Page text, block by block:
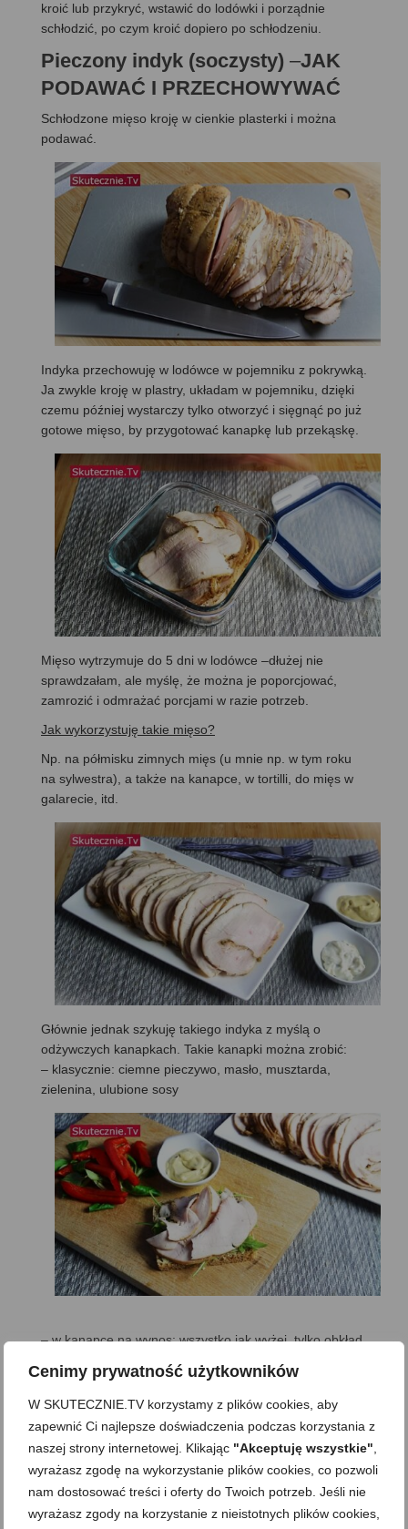
Cenimy prywatność użytkowników
W SKUTECZNIE.TV korzystamy z plików cookies, aby
zapewnić Ci najlepsze doświadczenia podczas korzystania z
naszej strony internetowej. Klikając "Akceptuję wszystkie"
wyrażasz zgodę na wykorzystanie plików cookies, co pozwoli
nam dostosować treści i oferty do Twoich potrzeb. Jeśli nie
wyrażasz zgody na korzystanie z nieistotnych plików cookies,
kroić lub przykryć, wstawić do lodówki i porządnie
schłodzić, po czym kroić dopiero po schłodzeniu.
Pieczony indyk (soczysty) –JAK
PODAWAĆ I PRZECHOWYWAĆ
Schłodzone mięso kroję w cienkie plasterki i można
podawać.
Indyka przechowuję w lodówce w pojemniku z pokrywką.
Ja zwykle kroję w plastry, układam w pojemniku, dzięki
czemu później wystarczy tylko otworzyć i sięgnąć po już
gotowe mięso, by przygotować kanapkę lub przekąskę.
Mięso wytrzymuje do 5 dni w lodówce –dłużej nie
sprawdzałam, ale myślę, że można je poporcjować,
zamrozić i odmrażać porcjami w razie potrzeb.
Jak wykorzystuję takie mięso?
Np. na półmisku zimnych mięs (u mnie np. w tym roku
na sylwestra), a także na kanapce, w tortilli, do mięs w
galarecie, itd.
Głównie jednak szykuję takiego indyka z myślą o
odżywczych kanapkach. Takie kanapki można zrobić:
– klasycznie: ciemne pieczywo, masło, musztarda,
zielenina, ulubione sosy
– w kanapce na wynos: wszystko jak wyżej, tylko obkład
pieczywa, które pięknie otulają bogate wnętrze i
utrzymują je razem (taki pełnoziarnisty chleb kanapkowy
najchętniej piekę sama).